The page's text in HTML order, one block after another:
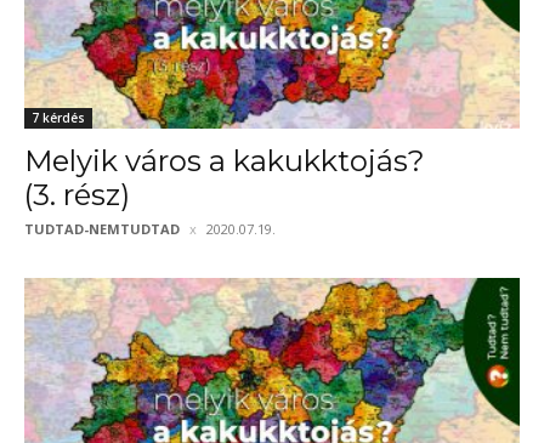
7 kérdés
Melyik város a kakukktojás?
(3. rész)
TUDTAD-NEMTUDTAD 2020.07.19.